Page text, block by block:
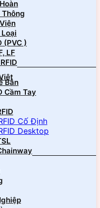
Thông
Loại
(PVC )
LF
Bàn
Cầm Tay
Cố Định
Desktop